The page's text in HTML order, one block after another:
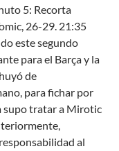
5: Recorta
26-29. 21:35
este segundo
para el Barça y la
de
para fichar por
supo tratar a Mirotic
al